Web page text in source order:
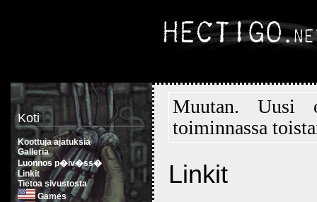
Koti
Koottuja ajatuksia
Galleria
Luonnos p�iv�ss�
Linkit
Tietoa sivustosta
Games
Muutan.
toiminnassa
Linkit